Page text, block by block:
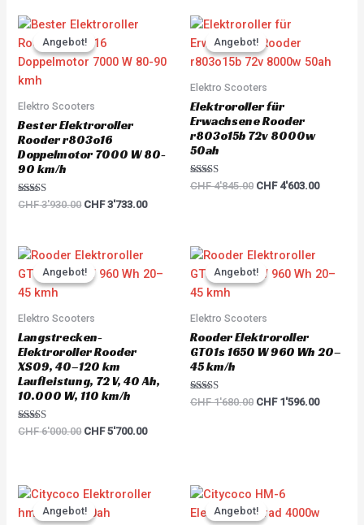
Angebot!
Angebot!
Elektro Scooters
Bester Elektroroller
Rooder r803o16
Doppelmotor 7000 W 80-
90 km/h
Rated
CHF3'930.00
Original
price
was:
CHF 3'930.00.
CHF3'733.00
CHF 3'733.00.
Angebot!
Angebot!
Elektro Scooters
Elektroroller für
Erwachsene Rooder
r803o15b 72v 8000w
50ah
Rated
CHF4'845.00
Original
price
was:
CHF 4'845.00.
CHF4'603.00
CHF
Angebot!
Angebot!
Elektro Scooters
Langstrecken-
Elektroroller Rooder
XS09, 40–120 km
Laufleistung, 72 V, 40 Ah,
10.000 W, 110 km/h
Rated
CHF6'000.00
Original
price
was:
CHF5'700.00
price
is:
CHF 5'700.00.
Angebot!
Angebot!
Elektro Scooters
Rooder Elektroroller
GT01s 1650 W 960 Wh 20–
45 km/h
Rated
CHF1'680.00
Original
price
was:
CHF1'596.00
price
is:
Angebot!
Angebot!
Original
price
was:
Current
Angebot!
Angebot!
Original
price
was: